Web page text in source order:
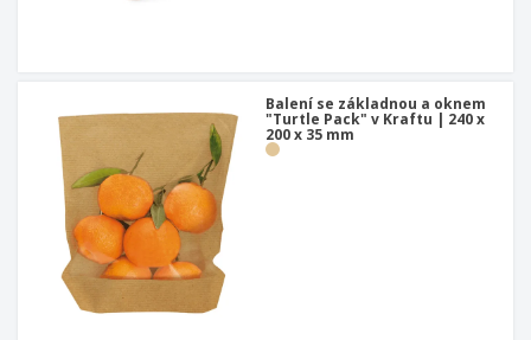
Balení se základnou a oknem
"Turtle Pack" v Kraftu | 240 x
200 x 35 mm